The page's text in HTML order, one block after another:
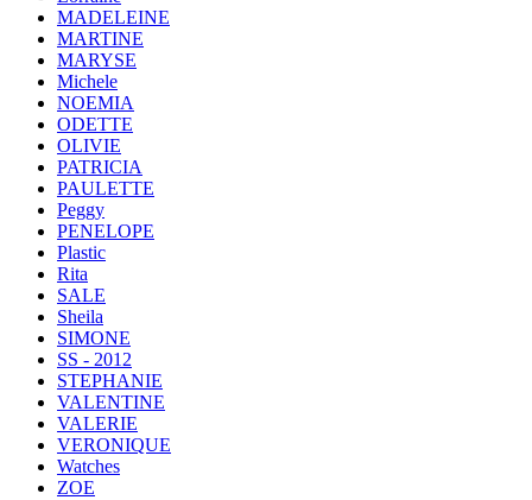
MADELEINE
MARTINE
MARYSE
Michele
NOEMIA
ODETTE
OLIVIE
PATRICIA
PAULETTE
Peggy
PENELOPE
Plastic
Rita
SALE
Sheila
SIMONE
SS - 2012
STEPHANIE
VALENTINE
VALERIE
VERONIQUE
Watches
ZOE